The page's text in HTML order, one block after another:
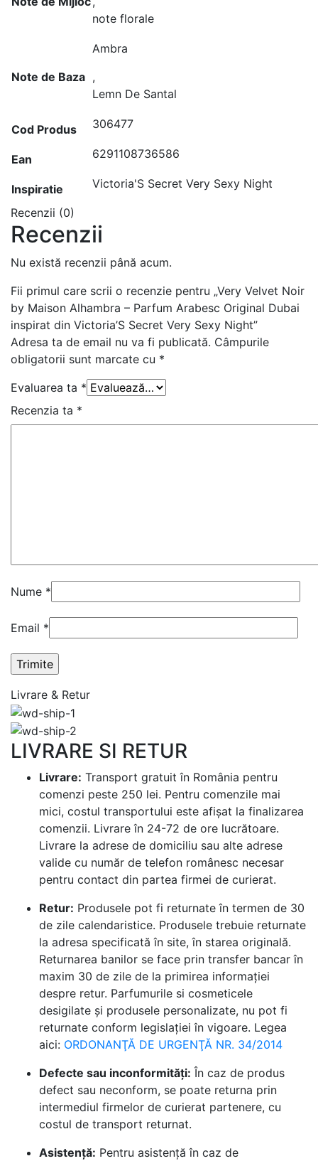
note florale
Note de Baza
Ambra
,
Lemn De Santal
Cod Produs 306477
Ean 6291108736586
Inspiratie Victoria'S Secret Very Sexy Night
Recenzii (0)
Recenzii
Nu există recenzii până acum.
Fii primul care scrii o recenzie pentru „Very Velvet Noir
by Maison Alhambra – Parfum Arabesc Original Dubai
inspirat din Victoria’S Secret Very Sexy Night”
Adresa ta de email nu va fi publicată. Câmpurile
obligatorii sunt marcate cu *
Evaluarea ta *
Recenzia ta *
Nume *
Email *
Livrare & Retur
LIVRARE SI RETUR
Livrare: Transport gratuit în România pentru
comenzi peste 250 lei. Pentru comenzile mai
mici, costul transportului este afișat la finalizarea
comenzii. Livrare în 24-72 de ore lucrătoare.
Livrare la adrese de domiciliu sau alte adrese
valide cu număr de telefon românesc necesar
pentru contact din partea firmei de curierat.
Retur: Produsele pot fi returnate în termen de 30
de zile calendaristice. Produsele trebuie returnate
la adresa specificată în site, în starea originală.
Returnarea banilor se face prin transfer bancar în
maxim 30 de zile de la primirea informației
despre retur. Parfumurile si cosmeticele
desigilate și produsele personalizate, nu pot fi
returnate conform legislației în vigoare. Legea
aici: ORDONANŢĂ DE URGENŢĂ NR. 34/2014
Defecte sau inconformități: În caz de produs
defect sau neconform, se poate returna prin
intermediul firmelor de curierat partenere, cu
costul de transport returnat.
Asistență: Pentru asistență în caz de